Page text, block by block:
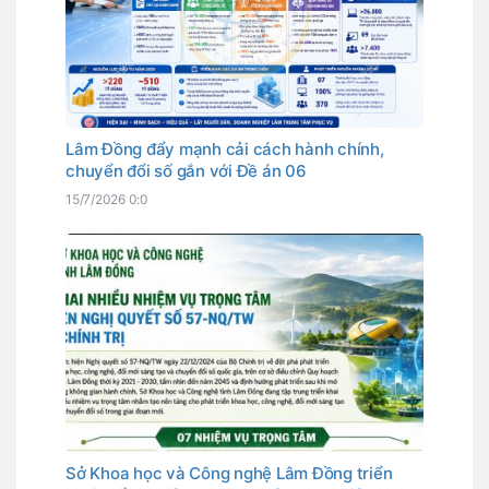
Lâm Đồng đẩy mạnh cải cách hành chính,
chuyển đổi số gắn với Đề án 06
15/7/2026 0:0
Sở Khoa học và Công nghệ Lâm Đồng triển